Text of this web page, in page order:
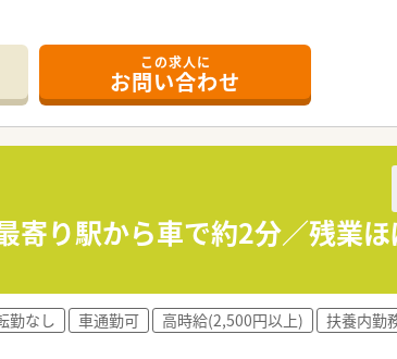
よう、結婚休暇や配偶者出産休暇、連続休暇やボ
需しています。五所川原駅より徒歩7分とお車
この求人に
お問い合わせ
り駅から車で約2分／残業ほ
勤なし 車通勤可 高時給(2,500円以上) 扶養内勤